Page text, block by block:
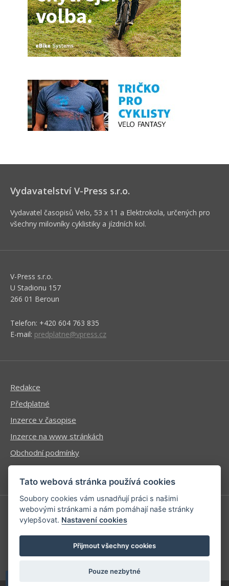
Vydavatelství V-Press s.r.o.
Vydavatel časopisů Velo, 53 x 11 a Elektrokola, určených pro
všechny milovníky cyklistiky a jízdních kol.
V-Press s.r.o.
U Stadionu 157
266 01 Beroun
Telefon: +420 604 763 835
E-mail: predplatne@vpress.cz
Redakce
Předplatné
Inzerce v časopise
Inzerce na www stránkách
Obchodní podmínky
Ochrana osobních údajů
Příhlášení | Registrace
Kontaktní informace
Mapa stránek
Tato webová stránka používá cookies
Soubory cookies vám usnadňují práci s našimi
webovými stránkami a nám pomáhají naše stránky
vylepšovat. Nastavení cookies
Přijmout všechny cookies
Pouze nezbytné